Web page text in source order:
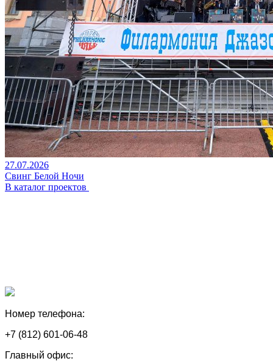
27.07.2026
Свинг Белой Ночи
В каталог проектов
Номер телефона:
+7 (812) 601-06-48
Главный офис: